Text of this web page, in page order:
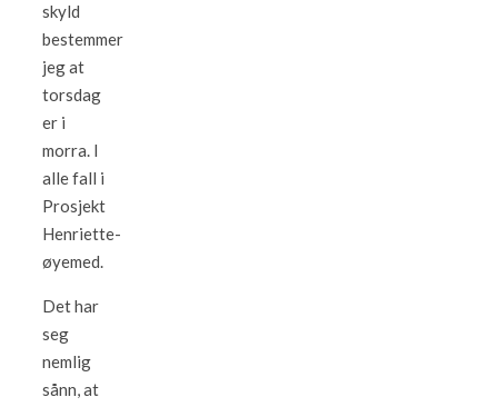
skyld
bestemmer
jeg at
torsdag
er i
morra. I
alle fall i
Prosjekt
Henriette-
øyemed.
Det har
seg
nemlig
sånn, at